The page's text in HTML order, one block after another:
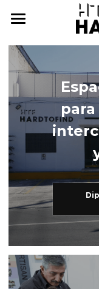
THE WHAT
The What
Inner
Further
Try Hard
THE WHO
The Who
At Home
Family
Dear
THE WHY
THE HOW
ONLINE
THE